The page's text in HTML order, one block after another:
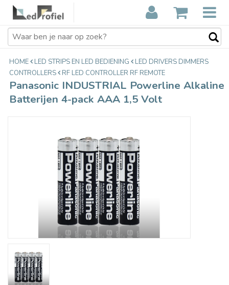
Panasonic INDUSTRIAL Powerline
Alkaline Batterijen 4-pack AAA 1,5
Volt
€3,20
HOME LED STRIPS EN LED BEDIENING
LED DRIVERS DIMMERS
CONTROLLERS
RF LED CONTROLLER RF REMOTE
Panasonic INDUSTRIAL Powerline Alkaline
Batterijen 4-pack AAA 1,5 Volt